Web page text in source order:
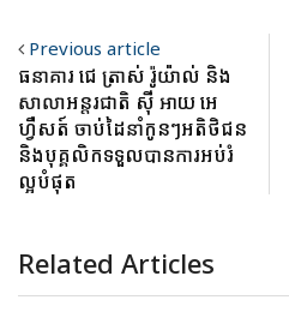
Previous article
ធនាគារ ជេ ត្រាស់ រ៉ូយ៉ាល់ និង
សាលាអន្តរជាតិ ស៊ី អាយ អេ
ហ្វឺសត៍ ចាប់ដៃនាំកូនៗអតិថិជន
និងបុគ្គលិកទទួលបានការអប់រំ
ល្អបំផុត
Related Articles